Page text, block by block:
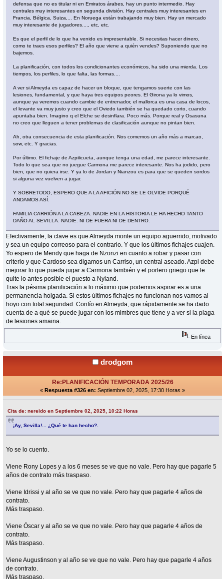
defensa que no es titular ni en Emiratos árabes, hay un punto intermedio. Hay
centrales muy interesantes en segunda división. Hay centrales muy interesantes en
Francia, Bélgica, Suiza,... En Noruega están trabajando muy bien. Hay un mercado
muy interesante de jugadores...., etc, etc.
Es que el perfil de lo que ha venido es impresentable. Si necesitas hacer dinero,
como te traes esos perfiles? El año que viene a quién vendes? Suponiendo que no
bajemos.
La planificación, con todos los condicionantes económicos, ha sido una mierda. Los
tiempos, los perfiles, lo que falta, las formas....
A ver si Almeyda es capaz de hacer un bloque, que tengamos suerte con las
lesiones, fundamental, y que haya tres equipos peores. El Girona ya lo vimos,
aunque ya veremos cuando cambie de entrenador, el mallorca es una casa de locos,
el levante va muy justo y creo que el Oviedo también se ha quedado corto, cuando
apuntaba bien. Imagino q el Elche se desinflara. Poco más. Porque real y Osasuna
no creo que lleguen a tener problemas de clasificación aunque no pintan bien.
Ah, otra consecuencia de esta planificación. Nos comemos un año más a marcao,
sow, etc. Y gracias.
Por último. El fichaje de Azpilicueta, aunque tenga una edad, me parece interesante.
Todo lo que sea que no juegue Carmona me parece interesante. Nos ha jodido, pero
bien, que no quiera irse. Y ya lo de Jordan y Nianzou es para que se queden sordos
si alguna vez vuelven a jugar.
Y SOBRETODO, ESPERO QUE A LA AFICIÓN NO SE LE OLVIDE PORQUÉ
ANDAMOS ASÍ.
FAMILIA CARRIÓN A LA CABEZA. NADIE EN LA HISTORIA LE HA HECHO TANTO
DAÑO AL SEVILLA. NADIE. NI DE FUERA NI DE DENTRO.
Efectivamente, la clave es que Almeyda monte un equipo aguerrido, motivado
y sea un equipo correoso para el contrario. Y que los últimos fichajes cuajen.
Yo espero de Mendy que haga de Nzonzi en cuanto a robar y pasar con
criterio y que Cardoso sea digamos un Carriso, un central aseado. Azpi debe
mejorar lo que pueda jugar a Carmona también y el portero griego que le
quite lo antes posible el puesto a Nyland.
Tras la pésima planificación a lo máximo que podemos aspirar es a una
permanencia holgada. Si estos últimos fichajes no funcionan nos vamos al
hoyo con total seguridad. Confío en Almeyda, que rápidamente se ha dado
cuenta de a qué se puede jugar con los mimbres que tiene y a ver si la plaga
de lesiones amaina.
En línea
drodgom
Re:PLANIFICACIÓN TEMPORADA 2025/26
« Respuesta #326 en: Septiembre 02, 2025, 17:30 Horas »
Cita de: nereido en Septiembre 02, 2025, 10:22 Horas
¡Ay, Sevilla!... ¿Qué te han hecho?.
Yo se lo cuento.
Viene Rony Lopes y a los 6 meses se ve que no vale. Pero hay que pagarle 5
años de contrato más traspaso.
Viene Idrissi y al año se ve que no vale. Pero hay que pagarle 4 años de
contrato.
Más traspaso.
Viene Óscar y al año se ve que no vale. Pero hay que pagarle 4 años de
contrato.
Más traspaso.
Viene Augustinson y al año se ve que no vale. Pero hay que pagarle 4 años
de contrato.
Más traspaso.